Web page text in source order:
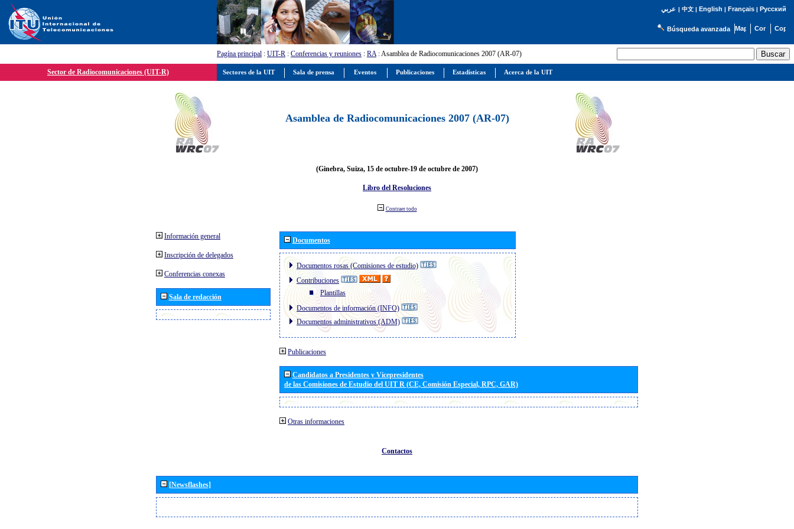
عربي | 中文| English | Français| Русский
Búsqueda avanzada
Pagína principal : UIT-R : Conferencias y reuniones : RA: Asamblea de Radiocomunicaciones 2007 (AR-07)
Sector de Radiocomunicaciones (UIT-R)
Asamblea de Radiocomunicaciones 2007 (AR-07)
(Ginebra, Suiza, 15 de octubre-19 de octubre de 2007)
Libro del Resoluciones
Contraer todo
Información general
Inscripción de delegados
Conferencias conexas
Sala de redacción
Documentos
Documentos rosas (Comisiones de estudio)
Contribuciones
Plantillas
Documentos de información (INFO)
Documentos administrativos (ADM)
Publicaciones
Candidatos a Presidentes y Vicepresidentes
de las Comisiones de Estudio del UIT R (CE, Comisión Especial, RPC, GAR)
Otras informaciones
Contactos
[Newsflashes]
Sectores de la UIT Sala de prensa Eventos Publicaciones Estadísticas Acerca de la UIT